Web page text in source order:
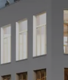
，Pasta
和制药实
合作
筑的照
而简洁
建筑重
下的一道